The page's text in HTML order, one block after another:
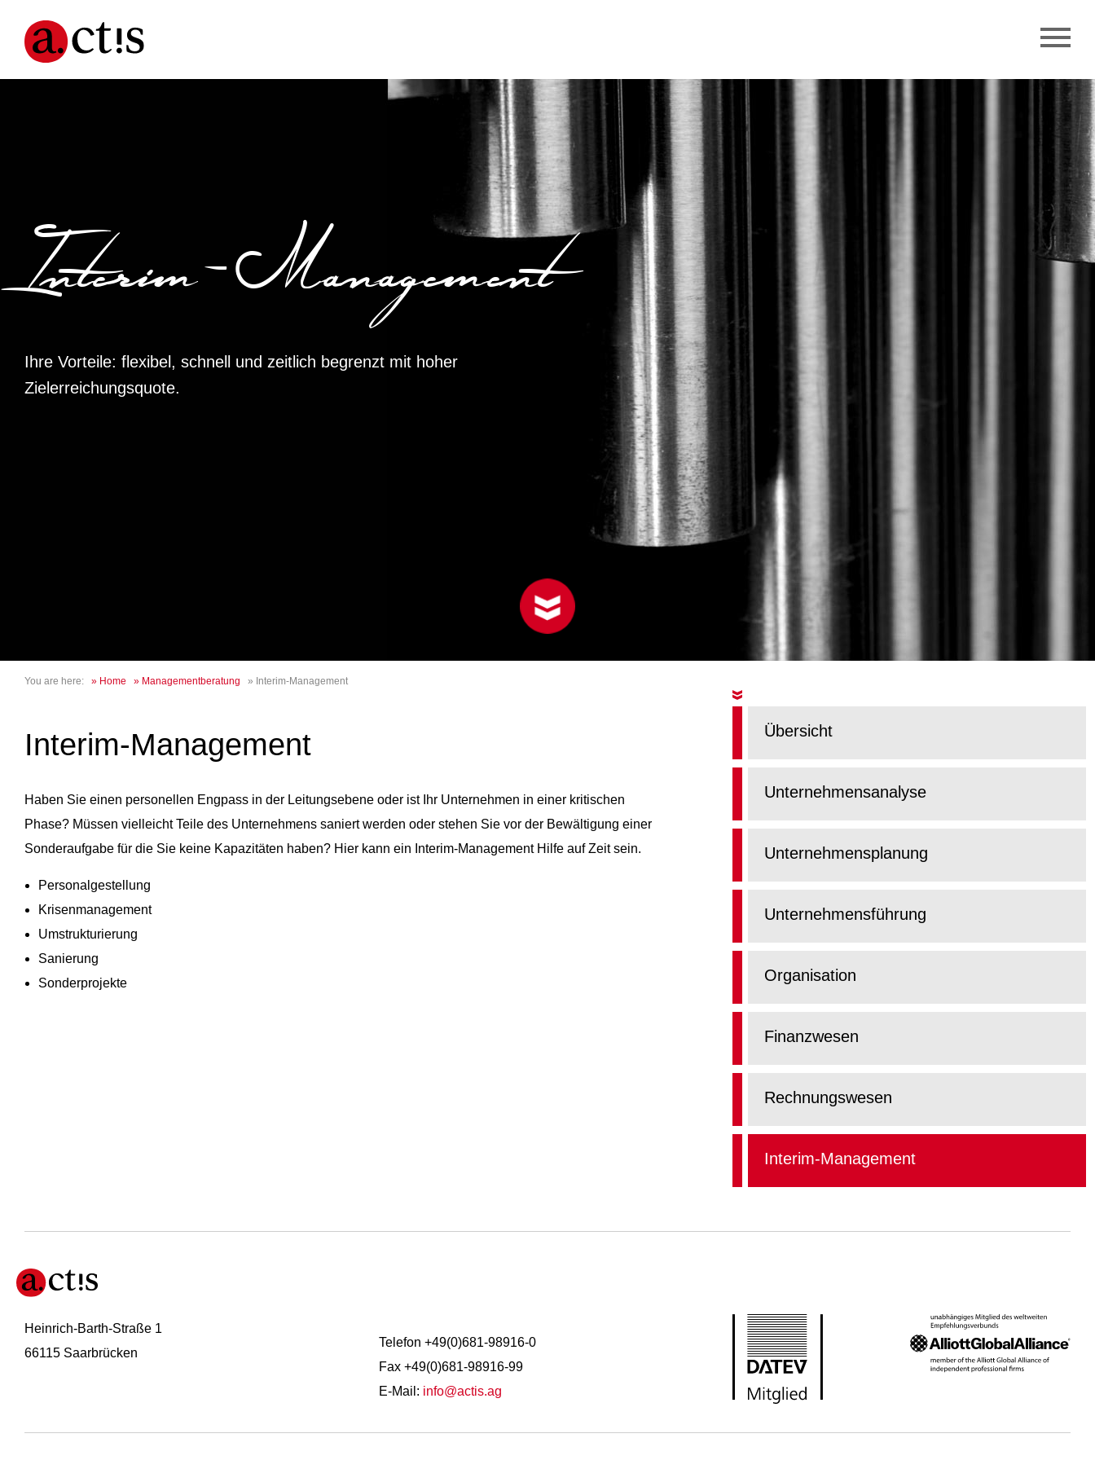
Interim-Management
Ihre Vorteile: flexibel, schnell und zeitlich begrenzt mit hoher
Zielerreichungsquote.
You are here: » Home » Managementberatung » Interim-Management
Interim-Management
Haben Sie einen personellen Engpass in der Leitungsebene oder ist Ihr Unternehmen in einer kritischen
Phase? Müssen vielleicht Teile des Unternehmens saniert werden oder stehen Sie vor der Bewältigung einer
Sonderaufgabe für die Sie keine Kapazitäten haben? Hier kann ein Interim-Management Hilfe auf Zeit sein.
Personalgestellung
Krisenmanagement
Umstrukturierung
Sanierung
Sonderprojekte
Übersicht
Unternehmensanalyse
Unternehmensplanung
Unternehmensführung
Organisation
Finanzwesen
Rechnungswesen
Interim-Management
Heinrich-Barth-Straße 1
66115 Saarbrücken
Telefon +49(0)681-98916-0
Fax +49(0)681-98916-99
E-Mail: info@actis.ag